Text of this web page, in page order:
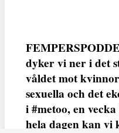
dyker vi ner i det
våldet mot
sexuella och det
i #metoo, en
hela dagen kan vi